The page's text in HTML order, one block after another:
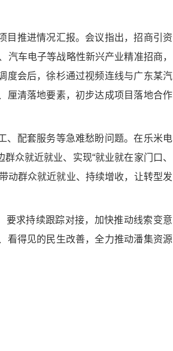
目推进情况汇报。会议指出，招商引资
汽车电子等战略性新兴产业精准招商，
度会后，徐杉通过视频连线与广东某汽
厘清落地要素，初步达成项目落地合作
、配套服务等急难愁盼问题。在乐米电
众就近就业、实现“就业就在家门口、
动群众就近就业、持续增收，让转型发
要求持续跟踪对接，加快推动线索变意
看得见的民生改善，全力推动潘集资源